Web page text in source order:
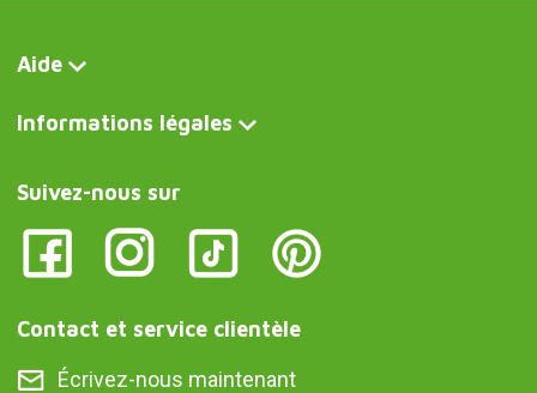
Aide
Informations légales
Suivez-nous sur
Contact et service clientèle
Écrivez-nous maintenant